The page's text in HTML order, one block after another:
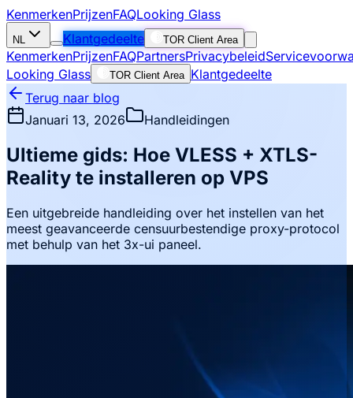
KenmerkenPrijzenFAQLooking Glass
NL Klantgedeelte TOR Client Area
KenmerkenPrijzenFAQPartnersPrivacybeleid
Looking Glass
TOR Client Area Klantgedeelte
Terug naar blog
Januari 13, 2026
Handleidingen
Ultieme gids: Hoe VLESS + XTLS-
Reality te installeren op VPS
Een uitgebreide handleiding over het instellen van het
meest geavanceerde censuurbestendige proxy-protocol
met behulp van het 3x-ui paneel.